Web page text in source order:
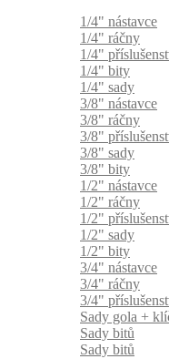
1/4" nástavce
1/4" ráčny
1/4"
1/4" bity
1/4" sady
3/8" nástavce
3/8" ráčny
3/8"
3/8" sady
3/8" bity
1/2" nástavce
1/2" ráčny
1/2"
1/2" sady
1/2" bity
3/4" nástavce
3/4" ráčny
3/4"
Sady gola +
Sady bitů
Sady bitů